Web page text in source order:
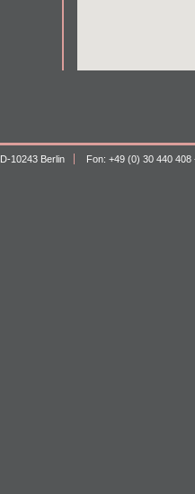
D-10243 Berlin Fon: +49 (0) 30 440 408